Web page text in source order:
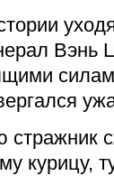
стражник
курицу,